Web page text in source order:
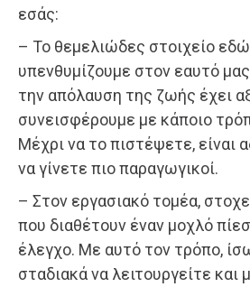
εσάς:
– Το θεμελιώδες στοιχείο εδώ
υπενθυμίζουμε στον εαυτό
την απόλαυση της ζωής έχει
συνεισφέρουμε με κάποιο
Μέχρι να το πιστέψετε, είναι
να γίνετε πιο παραγωγικοί.
– Στον εργασιακό τομέα,
που διαθέτουν έναν μοχλό
έλεγχο. Με αυτό τον τρόπο,
σταδιακά να λειτουργείτε και